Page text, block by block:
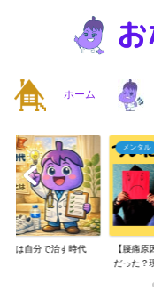
ホーム
痛は自分で治す時代
メンタル
【腰痛
だった？